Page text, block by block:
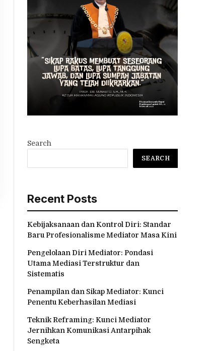
Search
SEARCH
Recent Posts
Kebijaksanaan dan Kontrol Diri: Standar
Baru Profesionalisme Mediator Masa Kini
Pengelolaan Diri Mediator: Pondasi
Utama Mediasi Terstruktur dan
Sistematis
Penampilan dan Sikap Mediator: Kunci
Penentu Keberhasilan Mediasi
Teknik Reframing: Kunci Mediator
Jernihkan Komunikasi Antarpihak
Sengketa